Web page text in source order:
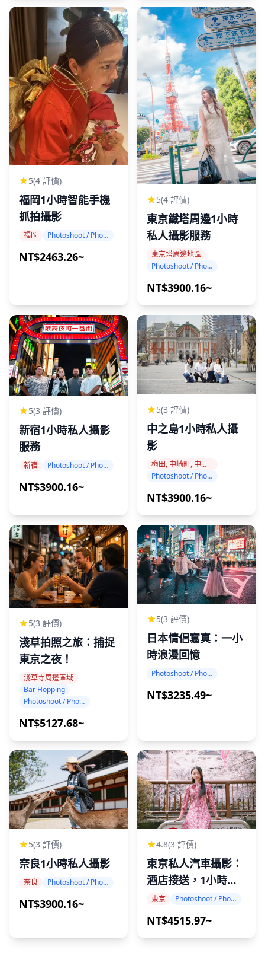
5(4 評價)
福岡1小時智能手機
抓拍攝影
福岡 Photoshoot / Photo tour
NT$2463.26~
5(4 評價)
東京鐵塔周邊1小時
私人攝影服務
東京塔周邊地區
Photoshoot / Photo tour
NT$3900.16~
5(3 評價)
新宿1小時私人攝影
服務
新宿 Photoshoot / Photo tour
NT$3900.16~
5(3 評價)
中之島1小時私人攝
影
梅田, 中崎町, 中之島
Photoshoot / Photo tour
NT$3900.16~
5(3 評價)
淺草拍照之旅：捕捉
東京之夜！
淺草寺周邊區域
Bar Hopping
Photoshoot / Photo tour
NT$5127.68~
5(3 評價)
日本情侶寫真：一小
時浪漫回憶
Photoshoot / Photo tour
NT$3235.49~
5(3 評價)
奈良1小時私人攝影
奈良 Photoshoot / Photo tour
NT$3900.16~
4.8(3 評價)
東京私人汽車攝影：
酒店接送，1小時，
10張精修照片
東京 Photoshoot / Photo tour
NT$4515.97~